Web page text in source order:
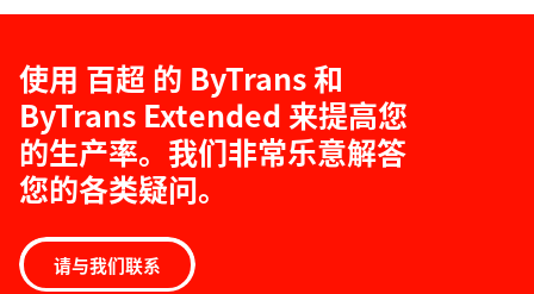
使用 百超 的 ByTrans 和
ByTrans Extended 来提高您
的生产率。我们非常乐意解答
您的各类疑问。
请与我们联系